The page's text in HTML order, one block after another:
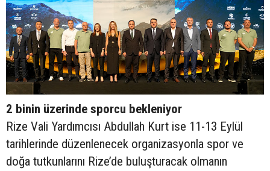
2 binin üzerinde sporcu bekleniyor
Rize Vali Yardımcısı Abdullah Kurt ise 11-13 Eylül
tarihlerinde düzenlenecek organizasyonla spor ve
doğa tutkunlarını Rize’de buluşturacak olmanın